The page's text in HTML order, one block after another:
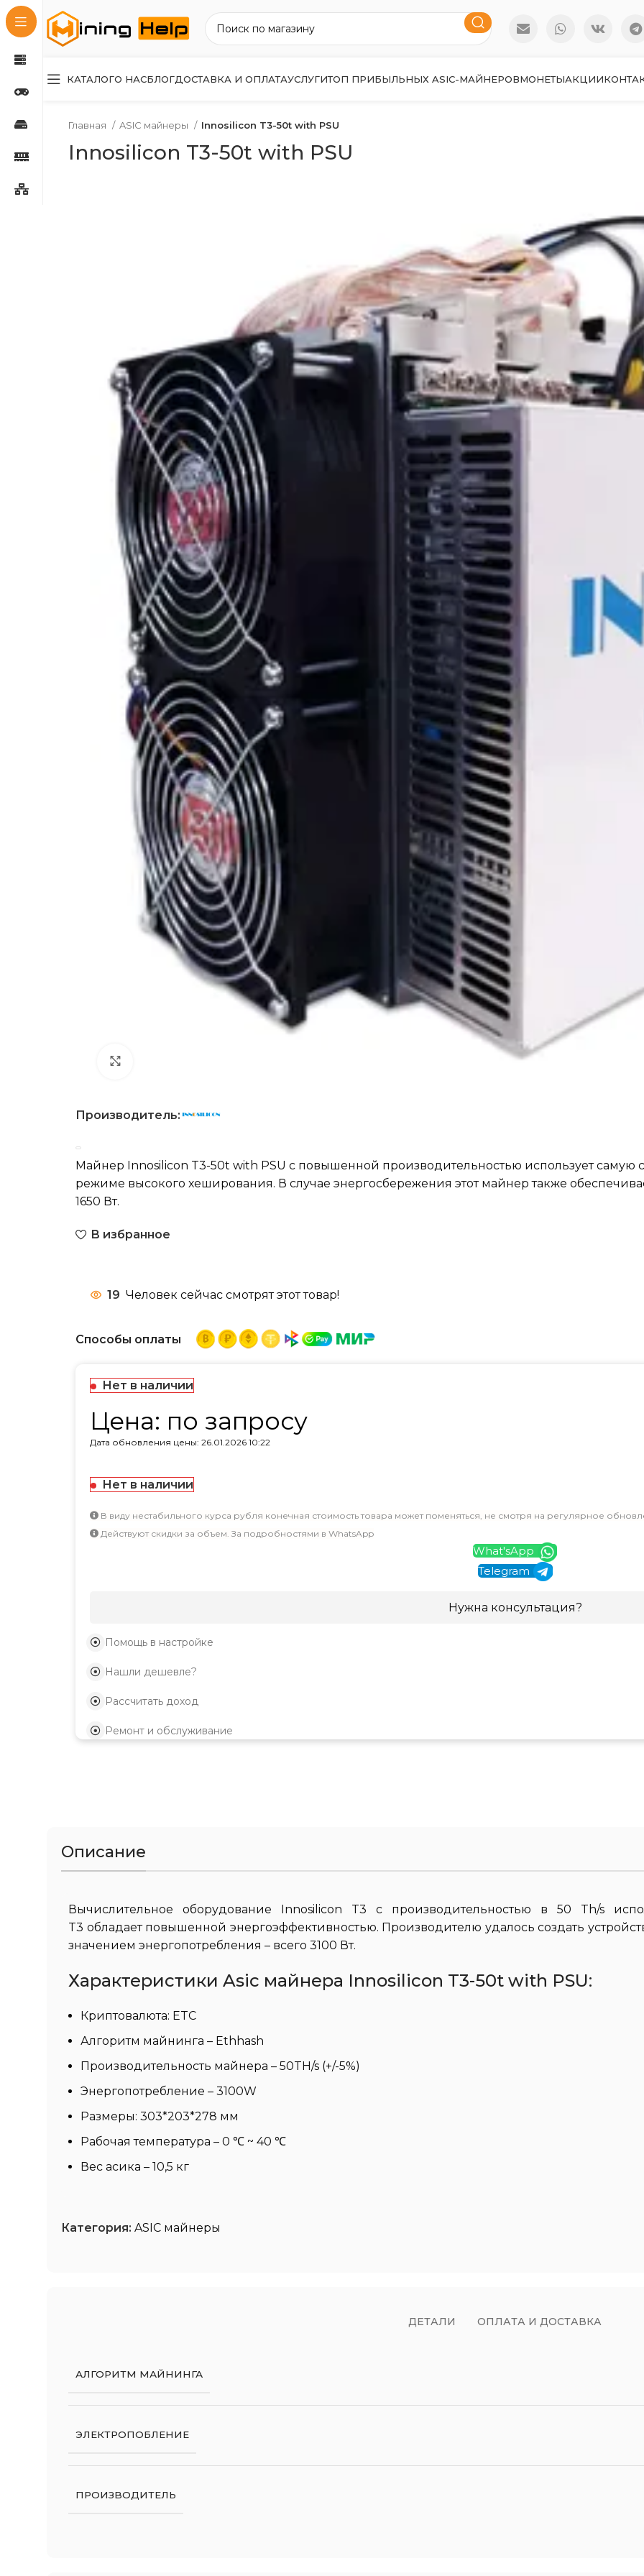
КАТАЛОГО НАСБЛОГДОСТАВКА И ОПЛАТАУСЛУГИТОП ПРИБЫЛЬНЫХ ASIC-МАЙНЕРОВМОНЕТЫАКЦИИ
Главная ASIC майнеры Innosilicon T3-50t with PSU
Innosilicon T3-50t with PSU
Производитель:
Майнер Innosilicon T3-50t with PSU с повышенной производительностью использует самую
режиме высокого хеширования. В случае энергосбережения этот майнер также
1650 Вт.
В избранное
19 Человек сейчас смотрят этот товар!
Способы оплаты
Нет в наличии
Цена: по запросу
Дата обновления цены: 26.01.2026 10:22
Нет в наличии
В виду нестабильного курса рубля конечная стоимость товара может поменяться, не смотря на регулярное
Действуют скидки за объем. За подробностями в WhatsApp
What'sApp
Telegram
Нужна консультация?
Помощь в настройке
Нашли дешевле?
Рассчитать доход
Ремонт и обслуживание
Описание
Вычислительное оборудование Innosilicon T3 с производительностью в 50 Th/s
T3 обладает повышенной энергоэффективностью. Производителю удалось создать
значением энергопотребления – всего 3100 Вт.
Характеристики Asic майнера Innosilicon T3-50t with PSU:
Криптовалюта: ETC
Алгоритм майнинга – Ethhash
Производительность майнера – 50TH/s (+/-5%)
Энергопотребление – 3100W
Размеры: 303*203*278 мм
Рабочая температура – 0 ℃ ~ 40 ℃
Вес асика – 10,5 кг
Категория: ASIC майнеры
ДЕТАЛИ ОПЛАТА И ДОСТАВКА
АЛГОРИТМ МАЙНИНГА
ЭЛЕКТРОПОБЛЕНИЕ
ПРОИЗВОДИТЕЛЬ